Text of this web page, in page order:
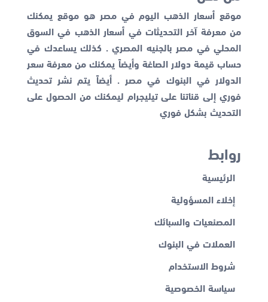
موقع أسعار الذهب اليوم في مصر هو موقع يمكنك
من معرفة آخر التحديثات في أسعار الذهب في السوق
المحلي في مصر بالجنيه المصري . كذلك يساعدك في
حساب قيمة دولار الصاغة وأيضاً يمكنك من معرفة سعر
الدولار في البنوك في مصر . أيضاً يتم نشر تحديث
فوري إلى قناتنا على تيليجرام ليمكنك من الحصول على
التحديث بشكل فوري
روابط
الرئيسية
إخلاء المسؤولية
المصنعيات والسبائك
العملات في البنوك
شروط الاستخدام
سياسة الخصوصية